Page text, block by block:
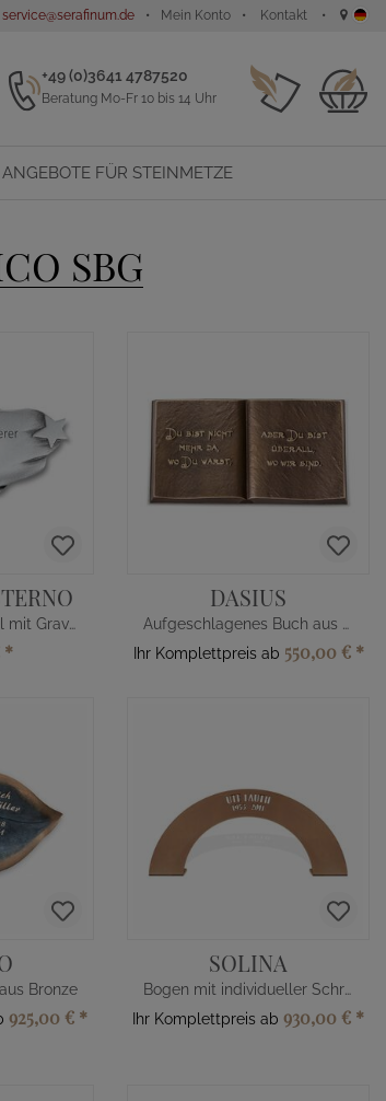
service@serafinum.de Mein Konto Kontakt
+49 (0)3641 4787520
Beratung Mo-Fr 10 bis 14 Uhr
ANGEBOTE FÜR STEINMETZE
SBG
Alu Sternenhimmel mit Gravur
*
DASIUS
Aufgeschlagenes Buch aus Bronze
Ihr Komplettpreis ab 550,00 € *
Bronze
925,00 € *
SOLINA
Bogen mit individueller Schrift
Ihr Komplettpreis ab 930,00 € *